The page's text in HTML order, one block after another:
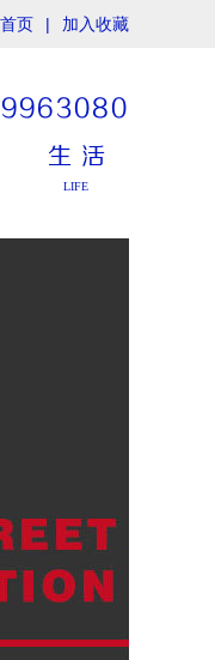
页 | 加入收藏
生活
LIFE